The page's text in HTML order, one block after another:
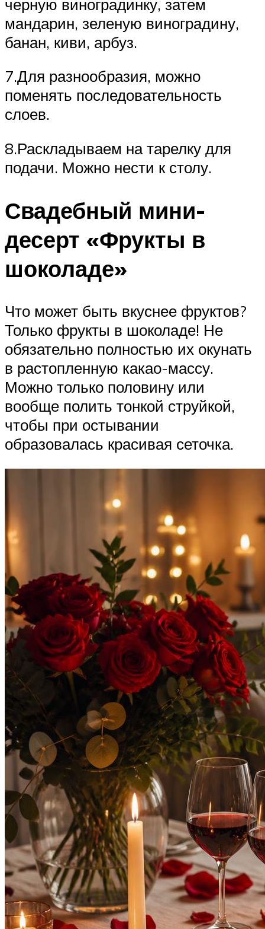
черную виноградинку, затем
мандарин, зеленую виноградину,
банан, киви, арбуз.
7.Для разнообразия, можно
поменять последовательность
слоев.
8.Раскладываем на тарелку для
подачи. Можно нести к столу.
Свадебный мини-
десерт «Фрукты в
шоколаде»
Что может быть вкуснее фруктов?
Только фрукты в шоколаде! Не
обязательно полностью их окунать
в растопленную какао-массу.
Можно только половину или
вообще полить тонкой струйкой,
чтобы при остывании
образовалась красивая сеточка.